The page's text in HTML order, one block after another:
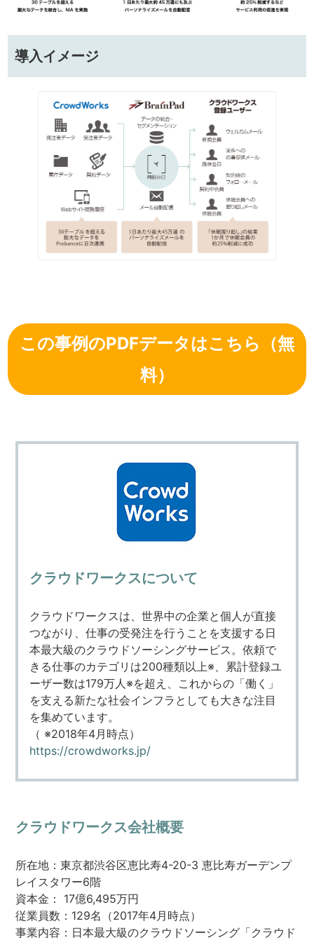
導入イメージ
この事例のPDFデータはこちら（無
料）
クラウドワークスについて
クラウドワークスは、世界中の企業と個人が直接
つながり、仕事の受発注を行うことを支援する日
本最大級のクラウドソーシングサービス。依頼で
きる仕事のカテゴリは200種類以上※、累計登録ユ
ーザー数は179万人※を超え、これからの「働く」
を支える新たな社会インフラとしても大きな注目
を集めています。
（ ※2018年4月時点）
https://crowdworks.jp/
クラウドワークス会社概要
所在地：東京都渋谷区恵比寿4-20-3 恵比寿ガーデンプ
レイスタワー6階
資本金： 17億6,495万円
従業員数：129名（2017年4月時点）
事業内容：日本最大級のクラウドソーシング「クラウド